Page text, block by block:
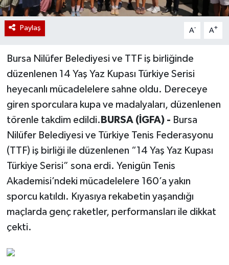
Paylaş A- A+
Bursa Nilüfer Belediyesi ve TTF iş birliğinde
düzenlenen 14 Yaş Yaz Kupası Türkiye Serisi
heyecanlı mücadelelere sahne oldu. Dereceye
giren sporculara kupa ve madalyaları, düzenlenen
törenle takdim edildi. BURSA (İGFA) - Bursa
Nilüfer Belediyesi ve Türkiye Tenis Federasyonu
(TTF) iş birliği ile düzenlenen “14 Yaş Yaz Kupası
Türkiye Serisi” sona erdi. Yenigün Tenis
Akademisi’ndeki mücadelelere 160’a yakın
sporcu katıldı. Kıyasıya rekabetin yaşandığı
maçlarda genç raketler, performansları ile dikkat
çekti.